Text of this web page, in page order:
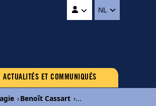
NL
ACTUALITÉS ET COMMUNIQUÉS
›Benoît Cassart ›...